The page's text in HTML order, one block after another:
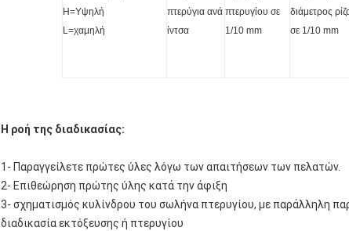
H=Υψηλή
L=χαμηλή
πτερύγια ανά
ίντσα
πτερυγίου σε
1/10 mm
διάμετρος
σε 1/10 mm
Η ροή της διαδικασίας:
1- Παραγγείλετε πρώτες ύλες λόγω των απαιτήσεων των πελατών.
2- Επιθεώρηση πρώτης ύλης κατά την άφιξη
3- σχηματισμός κυλίνδρου του σωλήνα πτερυγίου, με παράλληλη
διαδικασία εκτόξευσης ή πτερυγίου